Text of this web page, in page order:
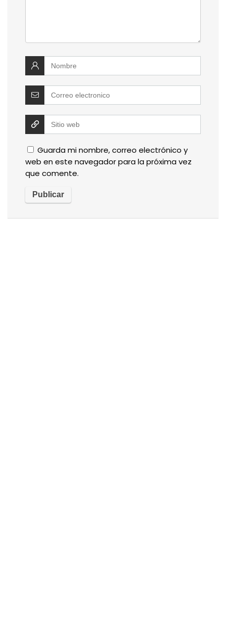
Guarda mi nombre, correo electrónico y
web en este navegador para la próxima vez
que comente.